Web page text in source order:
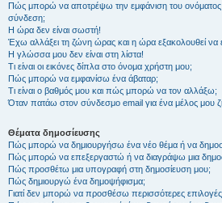
Πώς μπορώ να αποτρέψω την εμφάνιση του
σύνδεση;
Η ώρα δεν είναι σωστή!
Έχω αλλάξει τη ζώνη ώρας και η ώρα εξακολουθεί να
Η γλώσσα μου δεν είναι στη λίστα!
Τι είναι οι εικόνες δίπλα στο όνομα χρήστη μου;
Πώς μπορώ να εμφανίσω ένα άβαταρ;
Τι είναι ο βαθμός μου και πώς μπορώ να τον αλλάξω;
Όταν πατάω στον σύνδεσμο email για ένα μέλος μου
Θέματα δημοσίευσης
Πώς μπορώ να δημιουργήσω ένα νέο θέμα ή να
Πώς μπορώ να επεξεργαστώ ή να διαγράψω μια
Πώς προσθέτω μια υπογραφή στη δημοσίευση μου;
Πώς δημιουργώ ένα δημοψήφισμα;
Γιατί δεν μπορώ να προσθέσω περισσότερες